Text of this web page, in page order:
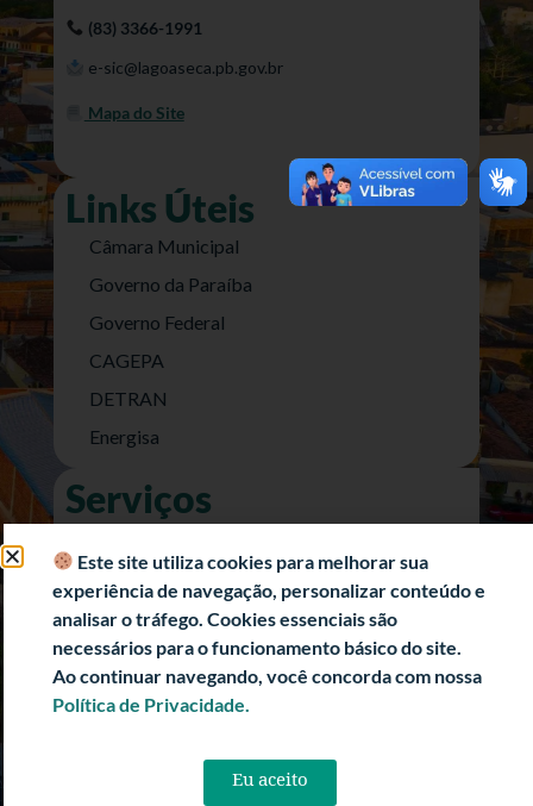
(83) 3366-1991
e-sic@lagoaseca.pb.gov.br
Mapa do Site
Links Úteis
Câmara Municipal
Governo da Paraíba
Governo Federal
CAGEPA
DETRAN
Energisa
Serviços
e-SIC (Acesso a Informação)
Transparência Fiscal
História
Informações Turísticas
Este site utiliza cookies para melhorar sua
experiência de navegação, personalizar conteúdo e
analisar o tráfego. Cookies essenciais são
necessários para o funcionamento básico do site.
Ao continuar navegando, você concorda com nossa
Política de Privacidade.
Eu aceito